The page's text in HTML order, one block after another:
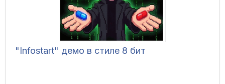
"Infostart" демо в стиле 8 бит